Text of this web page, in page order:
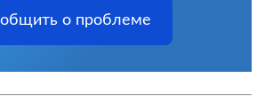
о проблеме